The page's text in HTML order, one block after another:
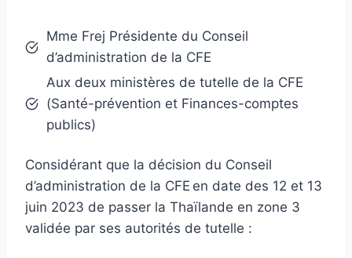
Mme Frej Présidente du Conseil
d’administration de la CFE
Aux deux ministères de tutelle de la CFE
(Santé-prévention et Finances-comptes
publics)
Considérant que la décision du Conseil
d’administration de la CFE en date des 12 et 13
juin 2023 de passer la Thaïlande en zone 3
validée par ses autorités de tutelle :